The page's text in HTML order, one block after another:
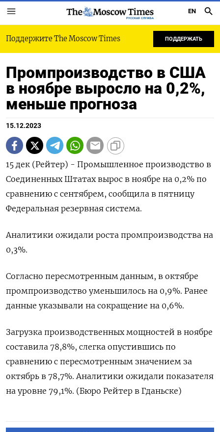
РУССКАЯ СЛУЖБА
EN
Поддержите The Moscow Times ПОДДЕРЖАТЬ
Промпроизводство в США
в ноябре выросло на 0,2%,
меньше прогноза
15.12.2023
15 дек (Рейтер) - Промышленное производство в
Соединенных Штатах вырос в ноябре на 0,2% по
сравнению с сентябрем, сообщила в пятницу
Федеральная резервная система.
Аналитики ожидали роста промпроизводства на
0,3%.
Согласно пересмотренным данным, в октябре
промпроизводство уменьшилось на 0,9%. Ранее
данные указывали на сокращение на 0,6%.
Загрузка производственных мощностей в ноябре
составила 78,8%, слегка опустившись по
сравнению с пересмотренным значением за
октябрь в 78,7%. Аналитики ожидали показателя
на уровне 79,1%. (Бюро Рейтер в Гданьске)